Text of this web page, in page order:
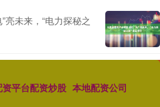
亮未来，“电力探秘之
资平台配资炒股 本地配资公司